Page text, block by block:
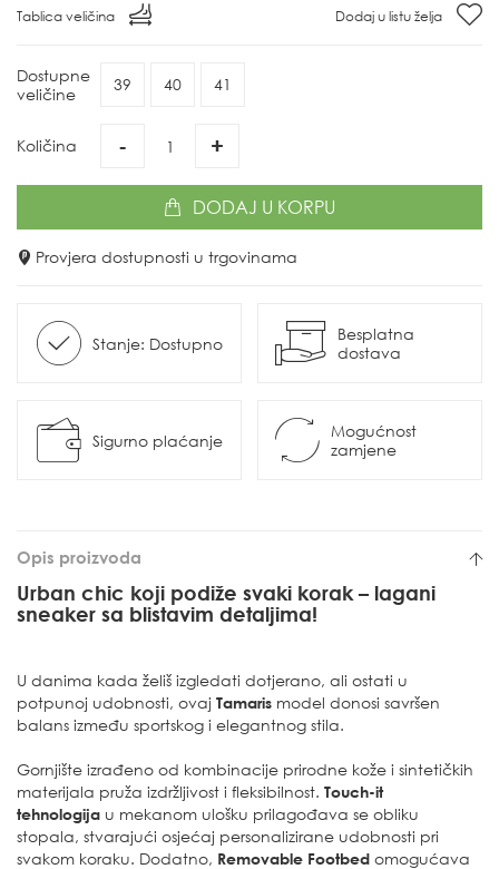
Tablica veličina Dodaj u listu želja
Dostupne
veličine
39 40 41
Količina - +
DODAJ U KORPU
Provjera dostupnosti u trgovinama
Stanje: Dostupno
Besplatna
dostava
Sigurno plaćanje
Mogućnost
zamjene
Opis proizvoda
Urban chic koji podiže svaki korak – lagani
sneaker sa blistavim detaljima!
U danima kada želiš izgledati dotjerano, ali ostati u
potpunoj udobnosti, ovaj Tamaris model donosi savršen
balans između sportskog i elegantnog stila.
Gornjište izrađeno od kombinacije prirodne kože i sintetičkih
materijala pruža izdržljivost i fleksibilnost. Touch-it
tehnologija u mekanom ulošku prilagođava se obliku
stopala, stvarajući osjećaj personalizirane udobnosti pri
svakom koraku. Dodatno, Removable Footbed omogućava